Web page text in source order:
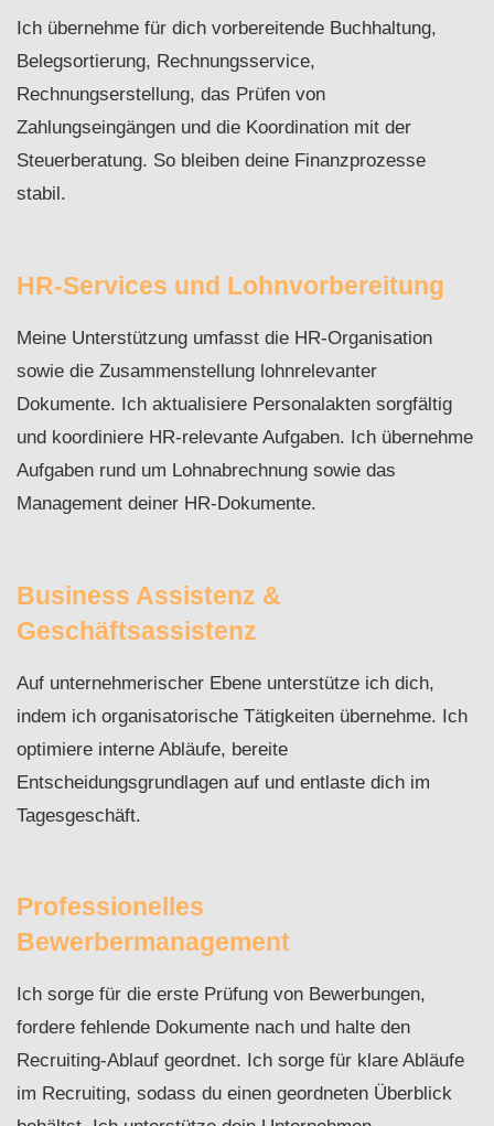
Ich übernehme für dich vorbereitende Buchhaltung,
Belegsortierung, Rechnungsservice,
Rechnungserstellung, das Prüfen von
Zahlungseingängen und die Koordination mit der
Steuerberatung. So bleiben deine Finanzprozesse
stabil.
HR-Services und Lohnvorbereitung
Meine Unterstützung umfasst die HR-Organisation
sowie die Zusammenstellung lohnrelevanter
Dokumente. Ich aktualisiere Personalakten sorgfältig
und koordiniere HR-relevante Aufgaben. Ich übernehme
Aufgaben rund um Lohnabrechnung sowie das
Management deiner HR-Dokumente.
Business Assistenz &
Geschäftsassistenz
Auf unternehmerischer Ebene unterstütze ich dich,
indem ich organisatorische Tätigkeiten übernehme. Ich
optimiere interne Abläufe, bereite
Entscheidungsgrundlagen auf und entlaste dich im
Tagesgeschäft.
Professionelles
Bewerbermanagement
Ich sorge für die erste Prüfung von Bewerbungen,
fordere fehlende Dokumente nach und halte den
Recruiting-Ablauf geordnet. Ich sorge für klare Abläufe
im Recruiting, sodass du einen geordneten Überblick